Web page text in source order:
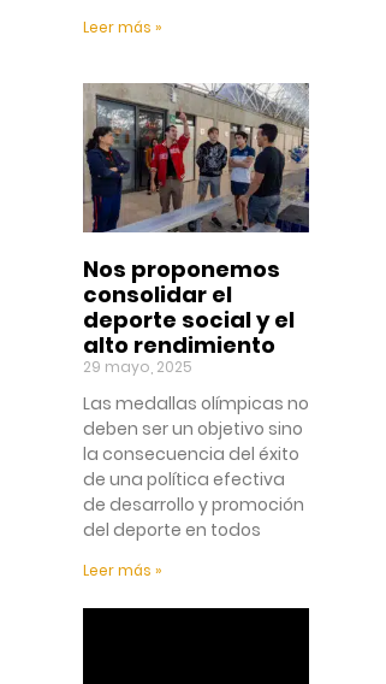
Leer más »
Nos proponemos
consolidar el
deporte social y el
alto rendimiento
29 mayo, 2025
Las medallas olímpicas no
deben ser un objetivo sino
la consecuencia del éxito
de una política efectiva
de desarrollo y promoción
del deporte en todos
Leer más »